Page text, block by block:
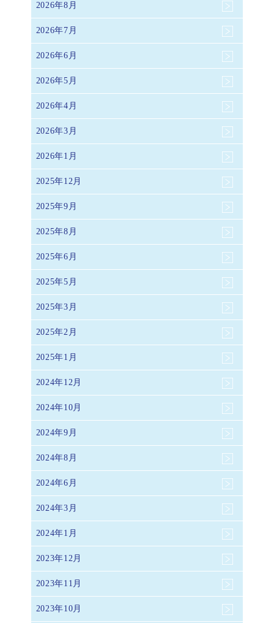
2026年8月
2026年7月
2026年6月
2026年5月
2026年4月
2026年3月
2026年1月
2025年12月
2025年9月
2025年8月
2025年6月
2025年5月
2025年3月
2025年2月
2025年1月
2024年12月
2024年10月
2024年9月
2024年8月
2024年6月
2024年3月
2024年1月
2023年12月
2023年11月
2023年10月